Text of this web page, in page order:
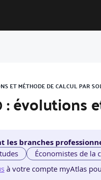
ET MÉTHODE DE CALCUL PAR
:
les branches
Économistes de la
à votre compte myAtlas